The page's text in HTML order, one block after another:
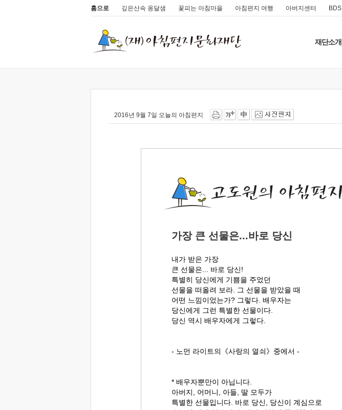
홈으로 깊은산속 옹달샘 꽃피는 아침마을 아침편지 여행 아버지센터 BDS
재단소개
2016년 9월 7일 오늘의 아침편지
가장 큰 선물은...바로 당신
내가 받은 가장
큰 선물은... 바로 당신!
특별히 당신에게 기쁨을 주었던
선물을 떠올려 보라. 그 선물을 받았을 때
어떤 느낌이었는가? 그렇다. 배우자는
당신에게 그런 특별한 선물이다.
당신 역시 배우자에게 그렇다.
- 노먼 라이트의《사랑의 열쇠》중에서 -
* 배우자뿐만이 아닙니다.
아버지, 어머니, 아들, 딸 모두가
특별한 선물입니다. 바로 당신, 당신이 계심으로